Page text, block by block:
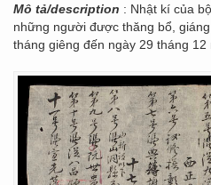
Mô tả/description : Nhật kí của
những người được thăng bổ,
tháng giêng đến ngày 29 tháng 12